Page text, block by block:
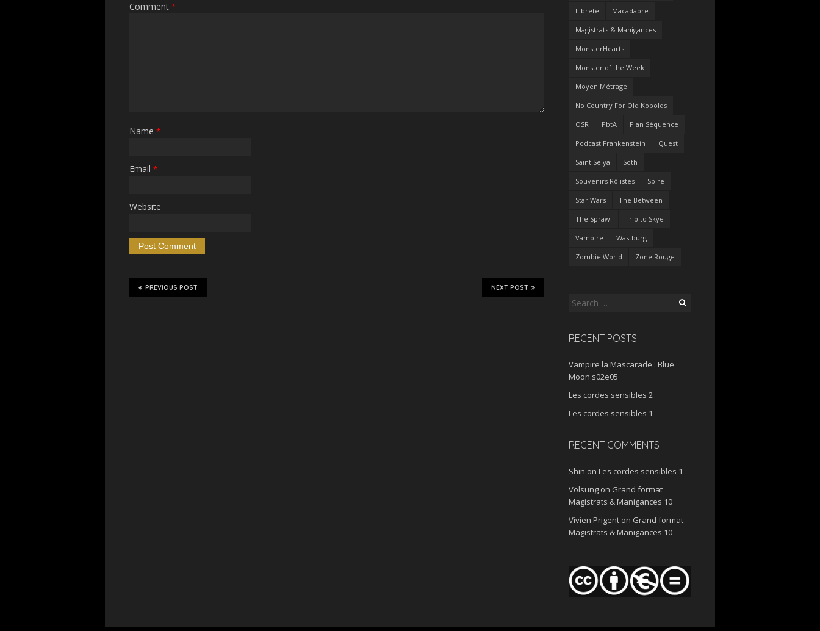
Comment *
Name *
Email *
Website
NEXT POST
PREVIOUS POST
Libreté Macadabre
Magistrats & Manigances
MonsterHearts
Monster of the Week
Moyen Métrage
No Country For Old Kobolds
OSR PbtA Plan Séquence
Podcast Frankenstein Quest
Saint Seiya Soth
Souvenirs Rôlistes Spire
Star Wars The Between
The Sprawl Trip to Skye
Vampire Wastburg
Zombie World Zone Rouge
Search
RECENT POSTS
Vampire la Mascarade : Blue
Moon s02e05
Les cordes sensibles 2
Les cordes sensibles 1
RECENT COMMENTS
Shin on Les cordes sensibles 1
Volsung on Grand format
Magistrats & Manigances 10
Vivien Prigent on Grand format
Magistrats & Manigances 10